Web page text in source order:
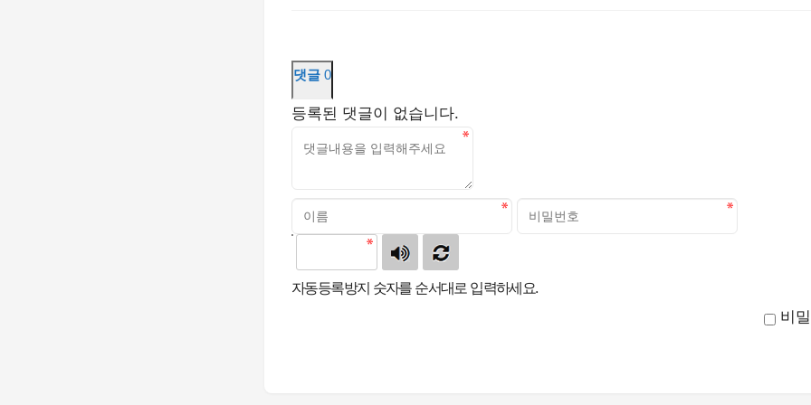
댓글 0
등록된 댓글이 없습니다.
자동등록방지 숫자를 순서대로 입력하세요.
비